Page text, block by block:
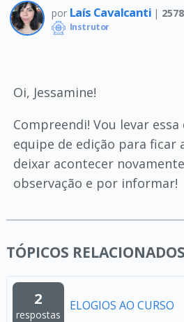
por Laís Cavalcanti |
Instrutor
Oi, Jessamine!
Compreendi! Vou levar
equipe de edição para ficar
deixar acontecer
observação e por informar!
TÓPICOS RELACIONADOS
2
respostas
ELOGIOS AO CURSO